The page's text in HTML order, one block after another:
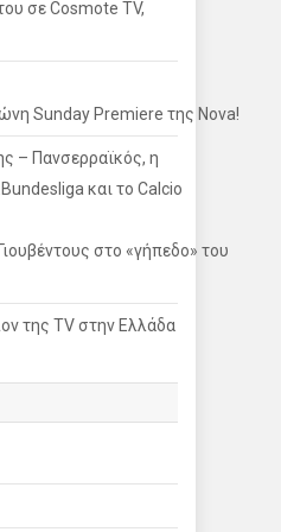
σε Cosmote TV,
Sunday Premiere της Nova!
– Πανσερραϊκός, η
και το Calcio
στο «γήπεδο» του
της TV στην Ελλάδα